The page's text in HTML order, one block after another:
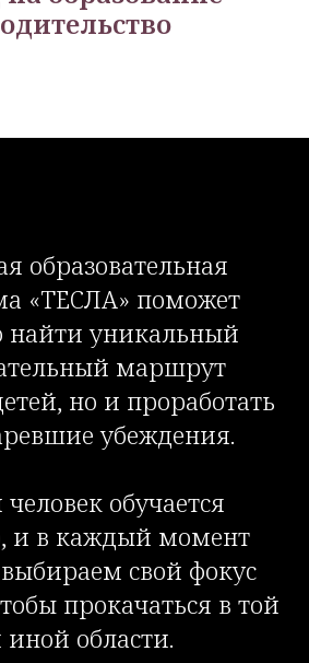
образовательная
«ТЕСЛА» поможет
найти уникальный
маршрут
но и проработать
убеждения.
обучается
и в каждый момент
свой фокус
прокачаться в той
области.